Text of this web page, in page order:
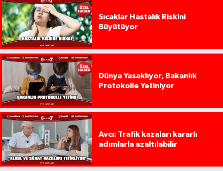
Sıcaklar Hastalık Riskini
Büyütüyor
Dünya Yasaklıyor, Bakanlık
Protokolle Yetiniyor
Avcı: Trafik kazaları kararlı
adımlarla azaltılabilir